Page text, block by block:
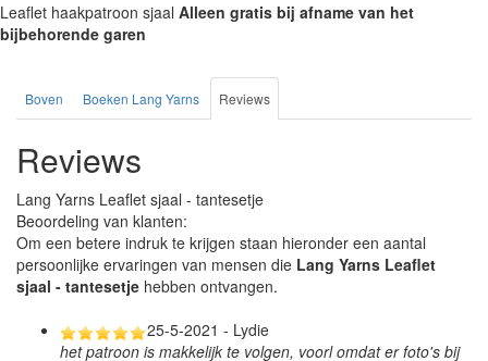
Leaflet haakpatroon sjaal Alleen gratis bij afname van het
bijbehorende garen
Boven Boeken Lang Yarns Reviews
Reviews
Lang Yarns Leaflet sjaal - tantesetje
Beoordeling van klanten:
Om een betere indruk te krijgen staan hieronder een aantal
persoonlijke ervaringen van mensen die Lang Yarns Leaflet
sjaal - tantesetje hebben ontvangen.
25-5-2021 - Lydie
het patroon is makkelijk te volgen, voorl omdat er foto's bij